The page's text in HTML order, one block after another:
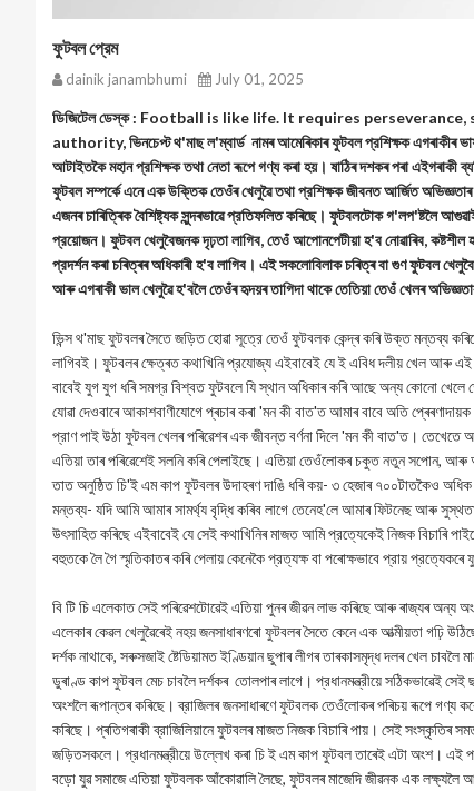
ফুটবল প্রেম
dainik janambhumi July 01, 2025
ডিজিটেল ডেস্ক : Football is like life. It requires
authority, ভিনচেপ্ট থ'মাছ ল'ম্বার্ড নামৰ আমেৰিকাৰ ফুটবল প্রশিক্ষক এগৰাকীৰ
আটাইতকৈ মহান প্রশিক্ষক তথা নেতা ৰূপে গণ্য কৰা হয়। ষাঠিৰ দশকৰ পৰা এইগৰাকী
ফুটবল সম্পর্কে এনে এক উক্তিক তেওঁৰ খেলুৱৈ তথা প্রশিক্ষক জীবনত আর্জিত
এজনৰ চাৰিত্ৰিক বৈশিষ্ট্যক সুন্দৰভাৱে প্রতিফলিত কৰিছে। ফুটবলটোক গ'লপ'ষ্টলৈ
প্রয়োজন। ফুটবল খেলুবৈজনক দৃঢ়তা লাগিব, তেওঁ আপোনপেটীয়া হ'ব নোৱাৰিব, কষ্টশীল
প্রদর্শন কৰা চৰিত্ৰৰ অধিকাৰী হ'ব লাগিব। এই সকলোবিলাক চৰিত্ৰ বা গুণ ফুটবল
আৰু এগৰাকী ভাল খেলুৱৈ হ'বলৈ তেওঁৰ হৃদয়ৰ তাগিদা থাকে তেতিয়া তেওঁ খেলৰ
ভিন্স থ'মাছ ফুটবলৰ সৈতে জড়িত হোৱা সূত্রে তেওঁ ফুটবলক কেন্দ্ৰ কৰি উক্ত মন্তব্য
লাগিবই। ফুটবলৰ ক্ষেত্ৰত কথাখিনি প্রযোজ্য এইবাবেই যে ই এবিধ দলীয় খেল আৰু এই
বাবেই যুগ যুগ ধৰি সমগ্র বিশ্বত ফুটবলে যি স্থান অধিকাৰ কৰি আছে অন্য কোনো খেলে
যোৱা দেওবাৰে আকাশবাণীযোগে প্ৰচাৰ কৰা 'মন কী বাত'ত আমাৰ বাবে অতি
প্রাণ পাই উঠা ফুটবল খেলৰ পৰিৱেশৰ এক জীবন্ত বর্ণনা দিলে 'মন কী বাত'ত।
এতিয়া তাৰ পৰিৱেশেই সলনি কৰি পেলাইছে। এতিয়া তেওঁলোকৰ চকুত নতুন সপোন, আৰু
তাত অনুষ্ঠিত চি'ই এম কাপ ফুটবলৰ উদাহৰণ দাঙি ধৰি কয়- ৩ হেজাৰ ৭০০টাতকৈও
মন্তব্য- যদি আমি আমাৰ সামৰ্থ্য বৃদ্ধি কৰিব লাগে তেনেহ'লে আমাৰ ফিটনেছ আৰু
উৎসাহিত কৰিছে এইবাবেই যে সেই কথাখিনিৰ মাজত আমি প্রত্যেকেই নিজক বিচাৰি
বহুতকে লৈ গৈ স্মৃতিকাতৰ কৰি পেলায় কেনেকৈ প্রত্যক্ষ বা পৰোক্ষভাবে প্রায়
বি টি চি এলেকাত সেই পৰিৱেশটোৱেই এতিয়া পুনৰ জীৱন লাভ কৰিছে আৰু ৰাজ্যৰ অন্য
এলেকাৰ কেৱল খেলুৱৈৰেই নহয় জনসাধাৰণৰো ফুটবলৰ সৈতে কেনে এক আত্মীয়তা গঢ়ি
দর্শক নাথাকে, সৰুসজাই ষ্টেডিয়ামত ইণ্ডিয়ান ছুপাৰ লীগৰ তাৰকাসমৃদ্ধ দলৰ খেল
ডুৰাণ্ড কাপ ফুটবল মেচ চাবলৈ দর্শকৰ তোলপাৰ লাগে। প্রধানমন্ত্রীয়ে সঠিকভাৱেই
অংশলৈ ৰূপান্তৰ কৰিছে। ব্রাজিলৰ জনসাধাৰণে ফুটবলক তেওঁলোকৰ পৰিচয় ৰূপে গণ্য
কৰিছে। প্ৰতিগৰাকী ব্রাজিলিয়ানে ফুটবলৰ মাজত নিজক বিচাৰি পায়। সেই সংস্কৃতিৰ
জড়িতসকলে। প্রধানমন্ত্রীয়ে উল্লেখ কৰা চি ই এম কাপ ফুটবল তাৰেই এটা অংশ। এই
বড়ো যুৱ সমাজে এতিয়া ফুটবলক আঁকোৱালি লৈছে, ফুটবলৰ মাজেদি জীৱনক এক